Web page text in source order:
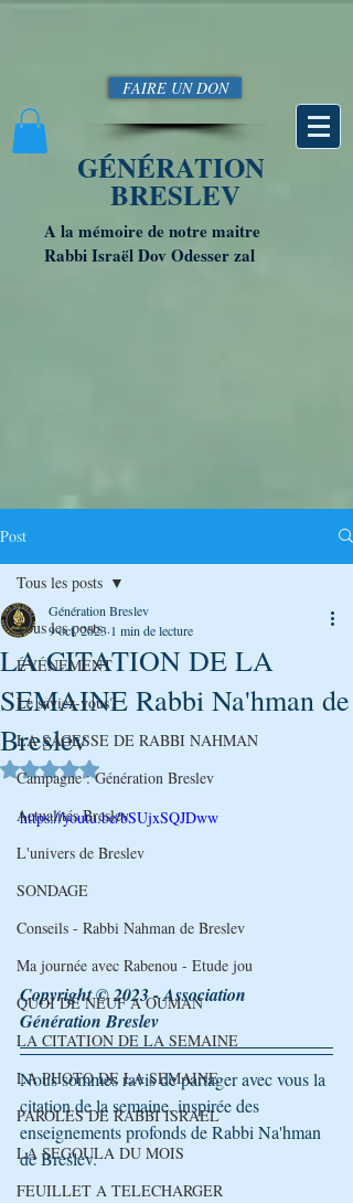
FAIRE UN DON
GÉNÉRATION
BRESLEV
A la mémoire de notre maitre
Rabbi Israël Dov Odesser zal
Post
Tous les posts
ÉVÉNEMENT
Le saviez-vous?
LA SAGESSE DE RABBI NAHMAN
Campagne : Génération Breslev
Actualités Breslev
L'univers de Breslev
SONDAGE
Conseils - Rabbi Nahman de Breslev
Ma journée avec Rabenou - Etude jou
QUOI DE NEUF A OUMAN
LA CITATION DE LA SEMAINE
LA PHOTO DE LA SEMAINE
PAROLES DE RABBI ISRAEL
LA SEGOULA DU MOIS
FEUILLET A TELECHARGER
Tous les posts
LA CITATION DE LA
SEMAINE Rabbi Na'hman de
Breslev
Génération Breslev
9 oct. 2023 1 min de lecture
Noté NaN étoiles sur 5.
https://youtu.be/bSUjxSQJDww
Copyright © 2023 - Association
Génération Breslev
Nous sommes ravis de partager avec vous la
citation de la semaine, inspirée des
enseignements profonds de Rabbi Na'hman
de Breslev.